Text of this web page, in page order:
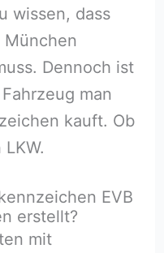
wissen, dass
München
Dennoch ist
man
kauft. Ob
EVB
erstellt?
mit